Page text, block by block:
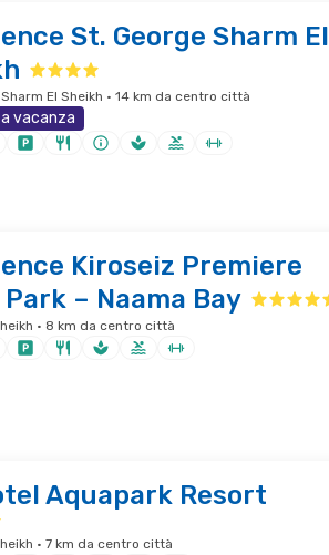
St. George Sharm El
El Sheikh · 14 km da centro città
vacanza
Kiroseiz Premiere
– Naama Bay
· 8 km da centro città
Aquapark Resort
· 7 km da centro città